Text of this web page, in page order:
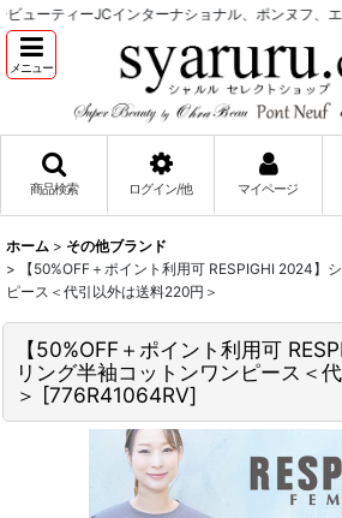
ーティーJCインターナショナル、ポンヌフ、エ
メニュー
商品検索 ログイン/他 マイページ
ホーム > その他ブランド
>
【50%OFF＋ポイント利用可 RESPIGHI 2024】
ピース＜代引以外は送料220円＞
【50%OFF＋ポイント利用可
リング半袖コットンワンピース＜
＞ [776R41064RV]